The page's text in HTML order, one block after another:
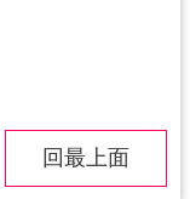
回最上面